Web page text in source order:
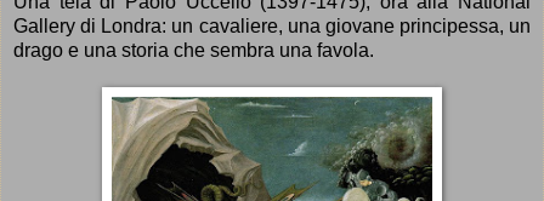
Gallery di Londra: un cavaliere, una giovaneprincipessa, un
drago e una storia che sembra una favola.